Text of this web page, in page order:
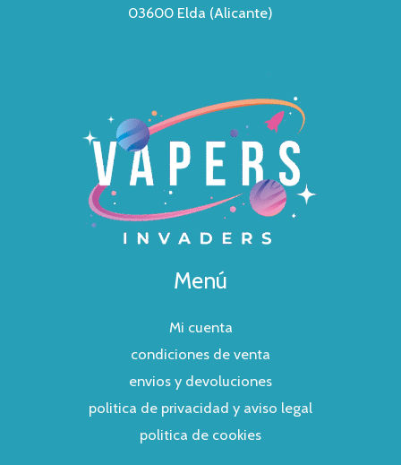
03600 Elda (Alicante)
Menú
Mi cuenta
condiciones de venta
envios y devoluciones
politica de privacidad y aviso legal
politica de cookies